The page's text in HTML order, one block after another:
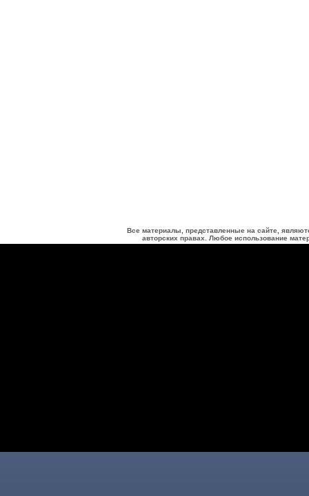
Все материалы, представленные на сайте,
авторских правах. Любое использование